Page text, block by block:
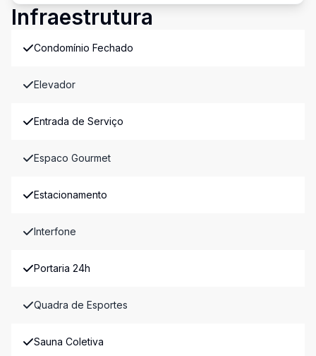
Infraestrutura
Condomínio Fechado
Elevador
Entrada de Serviço
Espaco Gourmet
Estacionamento
Interfone
Portaria 24h
Quadra de Esportes
Sauna Coletiva